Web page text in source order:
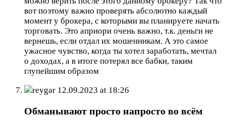
вот поэтому важно проверять абсолютно каждый
момент у брокера, с которыми вы планируете начать
торговать. Это априори очень важно, т.к. деньги не
вернешь, если отдал их мошенникам. А это самое
ужасное чувство, когда ты хотел заработать, мечтал
о доходах, а в итоге потерял все бабки, таким
глупейшим образом
reygar 12.09.2023 at 18:26
Обманывают просто напросто во всём